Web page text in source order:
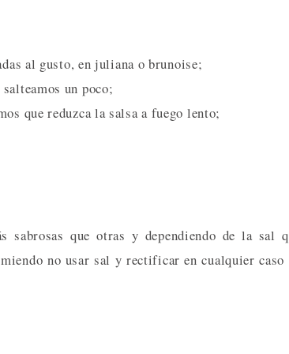
al gusto, en juliana o brunoise;
un poco;
que reduzca la salsa a fuego lento;
que otras y dependiendo de la sal
no usar sal y rectificar en cualquier caso